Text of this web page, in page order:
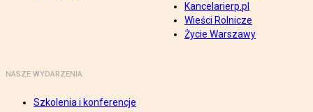
Kancelarierp.pl
Wieści Rolnicze
Życie Warszawy
NASZE WYDARZENIA
Szkolenia i konferencje